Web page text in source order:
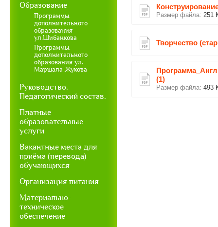
Размер файла: 251
Творчество
(1)
Размер файла: 493
Образование
Программы
дополнительного
образования
ул.Шибанкова
Программы
дополнительного
образования ул.
Маршала Жукова
Руководство.
Педагогический состав.
Платные
образовательные
услуги
Вакантные места для
приёма (перевода)
обучающихся
Организация питания
Материально-
техническое
обеспечение